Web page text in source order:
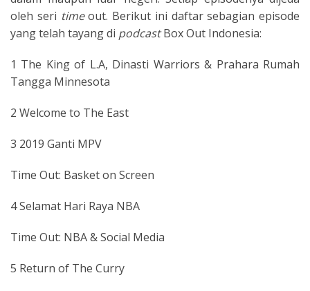
oleh seri timeout. Berikut ini daftar sebagian episode
yang telah tayang di podcastBox Out Indonesia:
1 The King of L.A, Dinasti Warriors & Prahara Rumah
Tangga Minnesota
2 Welcome to The East
3 2019 Ganti MPV
Time Out: Basket on Screen
4 Selamat Hari Raya NBA
Time Out: NBA & Social Media
5 Return of The Curry